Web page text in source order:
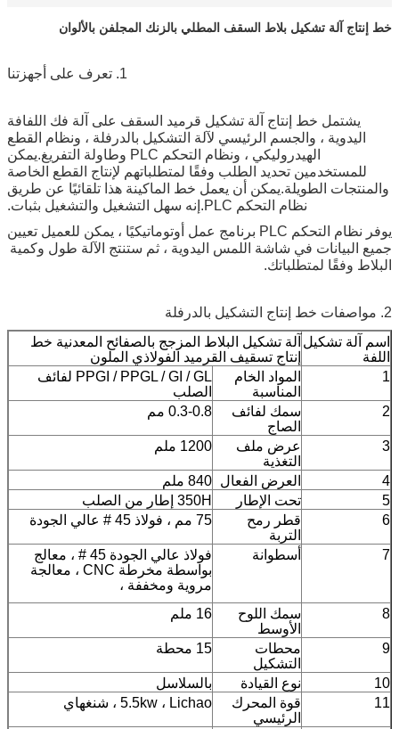
خط إنتاج آلة تشكيل بلاط السقف المطلي بالزنك المجلفن بالألوان
1. تعرف على أجهزتنا
يشتمل خط إنتاج آلة تشكيل قرميد السقف على آلة فك اللفافة
اليدوية ، والجسم الرئيسي لآلة التشكيل بالدرفلة ، ونظام القطع
الهيدروليكي ، ونظام التحكم PLC وطاولة التفريغ.يمكن
للمستخدمين تحديد الطلب وفقًا لمتطلباتهم لإنتاج القطع الخاصة
والمنتجات الطويلة.يمكن أن يعمل خط الماكينة هذا تلقائيًا عن طريق
نظام التحكم PLC.إنه سهل التشغيل والتشغيل بثبات.
يوفر نظام التحكم PLC برنامج عمل أوتوماتيكيًا ، يمكن للعميل تعيين
جميع البيانات في شاشة اللمس اليدوية ، ثم ستنتج الآلة طول وكمية
البلاط وفقًا لمتطلباتك.
2. مواصفات خط إنتاج التشكيل بالدرفلة
اسم آلة تشكيل
اللفة
آلة تشكيل البلاط المزجج بالصفائح المعدنية خط
إنتاج تسقيف القرميد الفولاذي الملون
1
المواد الخام
المناسبة
PPGI / PPGL / GI / GL لفائف
الصلب
2
سمك لفائف
الصاج
0.3-0.8 مم
3
عرض ملف
التغذية
1200 ملم
4 العرض الفعال 840 ملم
5
تحت الإطار
350H إطار من الصلب
6
قطر رمح
التربة
75 مم ، فولاذ 45 # عالي الجودة
7 أسطوانة
فولاذ عالي الجودة 45 # ، معالج
بواسطة مخرطة CNC ، معالجة
مروية ومخففة ،
8
سمك اللوح
الأوسط
16 ملم
9
محطات
التشكيل
15 محطة
10 نوع القيادة
بالسلاسل
11
قوة المحرك
الرئيسي
5.5kw ، Lichao ، شنغهاي